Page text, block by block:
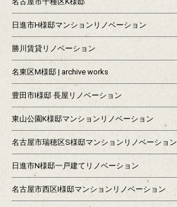
日進市H様邸マンションリノベーション
勝川賃貸リノベーション
名東区M様邸 | archive works
豊田市I様邸 長屋リノベーション
東山公園K様邸マンションリノベーション
名古屋市瑞穂区S様邸マンションリノベーション
日進市N様邸一戸建てリノベーション
名古屋市西区I様邸マンションリノベーション